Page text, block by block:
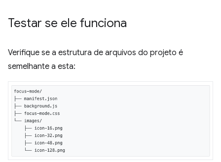
Testar se ele funciona
Verifique se a estrutura de arquivos do projeto é
semelhante a esta: